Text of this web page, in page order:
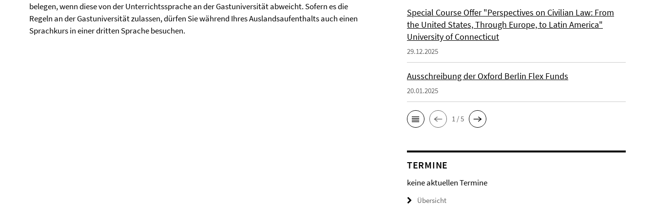
belegen, wenn diese von der Unterrichtssprache an der Gastuniversität abweicht. Sofern es die
Regeln an der Gastuniversität zulassen, dürfen Sie während Ihres Auslandsaufenthalts auch einen
Sprachkurs in einer dritten Sprache besuchen.
Special Course Offer "Perspectives on Civilian Law: From
the United States, Through Europe, to Latin America"
University of Connecticut
29.12.2025
Ausschreibung der Oxford Berlin Flex Funds
20.01.2025
1 / 5
TERMINE
keine aktuellen Termine
Übersicht